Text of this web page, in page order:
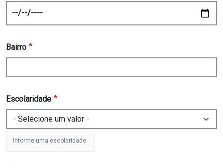
Bairro
Escolaridade
Informe uma escolaridade.